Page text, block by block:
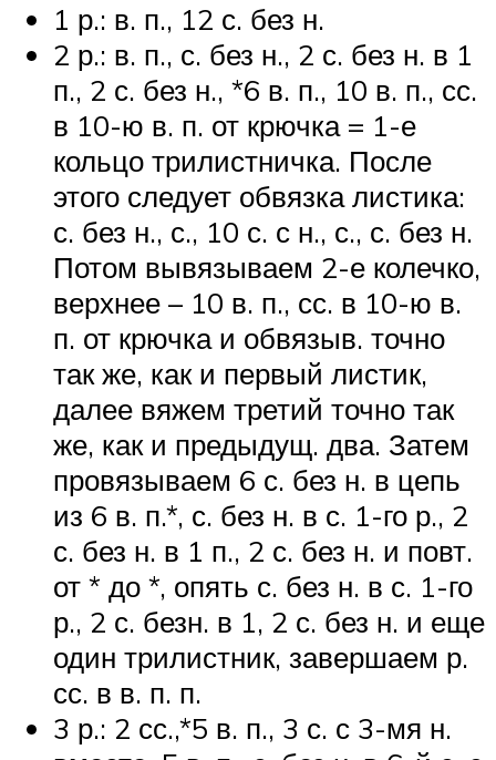
1 р.: в. п., 12 с. без н.
2 р.: в. п., с. без н., 2 с. без н. в 1
п., 2 с. без н., *6 в. п., 10 в. п., сс.
в 10-ю в. п. от крючка = 1-е
кольцо трилистничка. После
этого следует обвязка листика:
с. без н., с., 10 с. с н., с., с. без н.
Потом вывязываем 2-е колечко,
верхнее – 10 в. п., сс. в 10-ю в.
п. от крючка и обвязыв. точно
так же, как и первый листик,
далее вяжем третий точно так
же, как и предыдущ. два. Затем
провязываем 6 с. без н. в цепь
из 6 в. п.*, с. без н. в с. 1-го р., 2
с. без н. в 1 п., 2 с. без н. и повт.
от * до *, опять с. без н. в с. 1-го
р., 2 с. безн. в 1, 2 с. без н. и еще
один трилистник, завершаем р.
сс. в в. п. п.
3 р.: 2 сс.,*5 в. п., 3 с. с 3-мя н.